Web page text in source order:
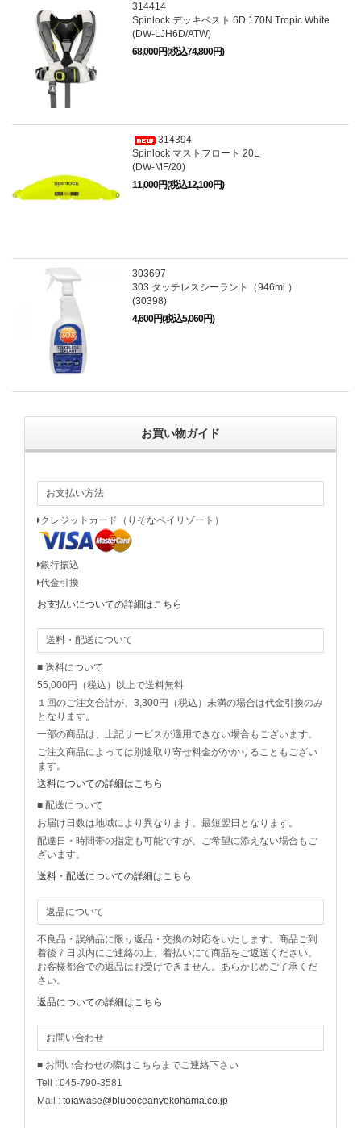
314414
Spinlock デッキベスト 6D 170N Tropic White
(DW-LJH6D/ATW)
68,000円(税込74,800円)
314394
Spinlock マストフロート 20L
(DW-MF/20)
11,000円(税込12,100円)
303697
303 タッチレスシーラント（946ml ）
(30398)
4,600円(税込5,060円)
お買い物ガイド
お支払い方法
クレジットカード（りそなペイリゾート）
銀行振込
代金引換
お支払いについての詳細はこちら
送料・配送について
■ 送料について
55,000円（税込）以上で送料無料
１回のご注文合計が、3,300円（税込）未満の場合は代金引換のみ
となります。
一部の商品は、上記サービスが適用できない場合もございます。
ご注文商品によっては別途取り寄せ料金がかかりることもござい
ます。
送料についての詳細はこちら
■ 配送について
お届け日数は地域により異なります。最短翌日となります。
配達日・時間帯の指定も可能ですが、ご希望に添えない場合もご
ざいます。
送料・配送についての詳細はこちら
返品について
不良品・誤納品に限り返品・交換の対応をいたします。商品ご到
着後７日以内にご連絡の上、着払いにて商品をご返送ください。
お客様都合での返品はお受けできません。あらかじめご了承くだ
さい。
返品についての詳細はこちら
お問い合わせ
■ お問い合わせの際はこちらまでご連絡下さい
Tell : 045-790-3581
Mail : toiawase@blueoceanyokohama.co.jp